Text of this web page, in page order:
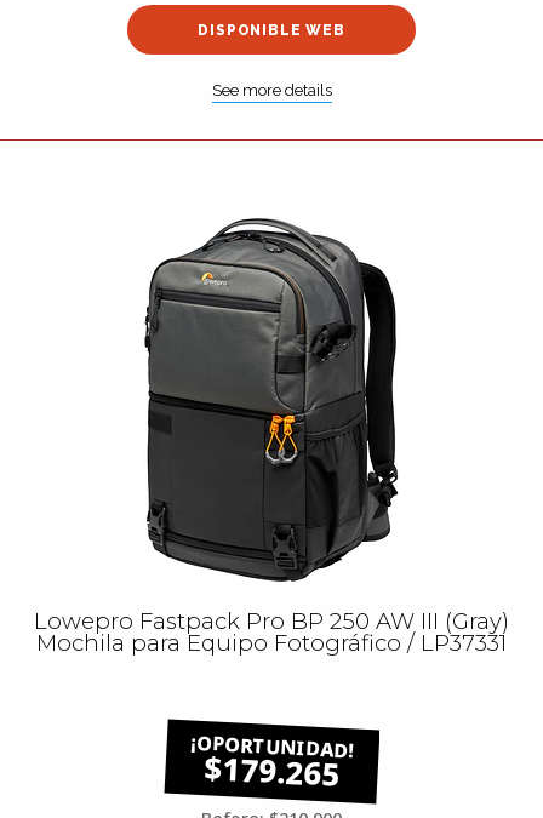
DISPONIBLE WEB
See more details
Lowepro Fastpack Pro BP 250 AW III (Gray)
Mochila para Equipo Fotográfico / LP37331
$179.265